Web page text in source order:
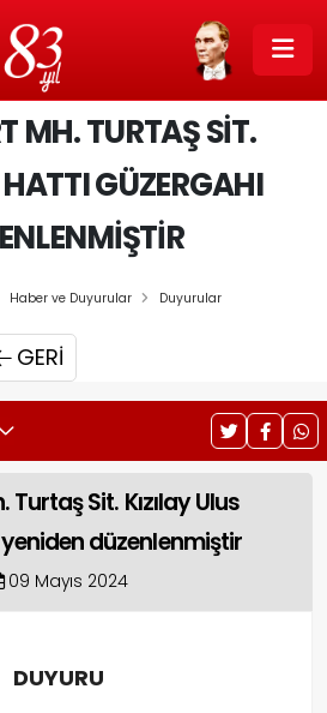
MH. TURTAŞ SIT.
GÜZERGAHI
Haber ve Duyurular Duyurular
GERI
Turtaş Sit. Kızılay Ulus
yeniden düzenlenmiştir
09 Mayıs 2024
DUYURU